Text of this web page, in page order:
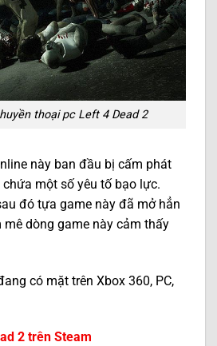
thoại pc Left 4 Dead 2
này ban đầu bị cấm phát
chứa một số yêu tố bạo lực.
đó tựa game này đã mở hẳn
dòng game này cảm thấy
có mặt trên Xbox 360, PC,
2 trên Steam